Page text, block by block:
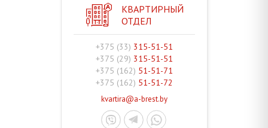
КВАРТИРНЫЙ
ОТДЕЛ
+375 (33) 315-51-51
+375 (29) 315-51-51
+375 (162) 51-51-71
+375 (162) 51-51-72
kvartira@a-brest.by